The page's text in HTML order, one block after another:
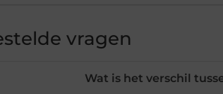
vragen
Wat is het verschil